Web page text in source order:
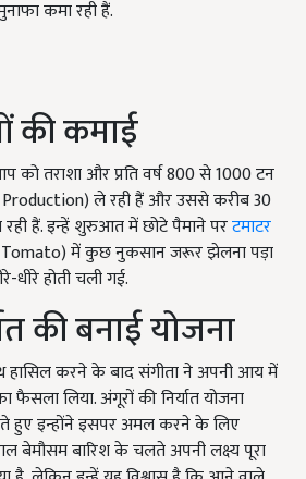
कमा रही हैं.
की कमाई
को तराशा और प्रति वर्ष 800 से 1000 टन
Production) ले रही हैं और उससे करीब 30
हैं. इन्हें शुरुआत में छोटे पैमाने परटमाटर
में कुछ नुकसान जरूर झेलना पड़ा
धीरे होती चली गई.
की बनाई योजना
हासिल करने के बाद संगीता ने अपनी आय में
फैसला लिया. अंगूरों की निर्यात योजना
हुए इन्होंने इसपर अमल करने के लिए
बेमौसम बारिश के चलते अपनी लक्ष्य पूरा